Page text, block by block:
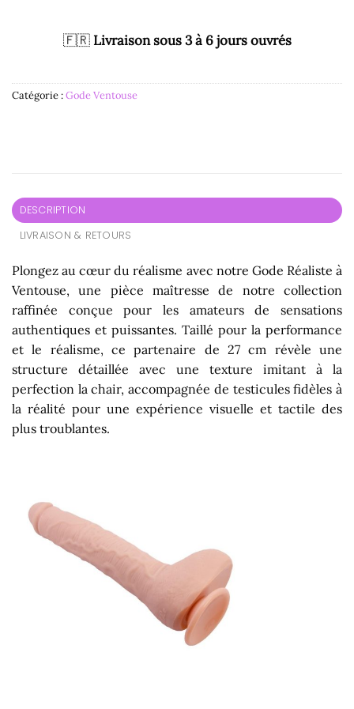
🇫🇷 Livraison sous 3 à 6 jours ouvrés
Catégorie :Gode Ventouse
DESCRIPTION
LIVRAISON & RETOURS
Plongez au cœur du réalisme avec notre Gode Réaliste à
Ventouse, une pièce maîtresse de notre collection
raffinée conçue pour les amateurs de sensations
authentiques et puissantes. Taillé pour la performance
et le réalisme, ce partenaire de 27 cm révèle une
structure détaillée avec une texture imitant à la
perfection la chair, accompagnée de testicules fidèles à
la réalité pour une expérience visuelle et tactile des
plus troublantes.